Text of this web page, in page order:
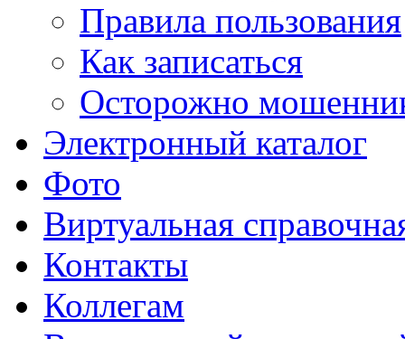
Правила пользования
Как записаться
Осторожно
Электронный каталог
Фото
Виртуальная
Контакты
Коллегам